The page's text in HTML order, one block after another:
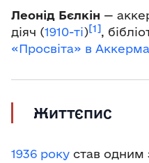
Леонід Бєлкін —
діяч (1910-ті)[1],
«Просвіта» в
Життєпис
1936 року став одним